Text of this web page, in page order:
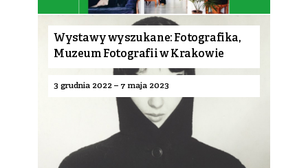
Wystawy wyszukane: Fotografika,
Muzeum Fotografii w Krakowie
3 grudnia 2022 – 7 maja 2023